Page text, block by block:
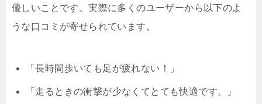
優しいことです。実際に多くのユーザーから以下のよ
うな口コミが寄せられています。
「長時間歩いても足が疲れない！」
「走るときの衝撃が少なくてとても快適です。」